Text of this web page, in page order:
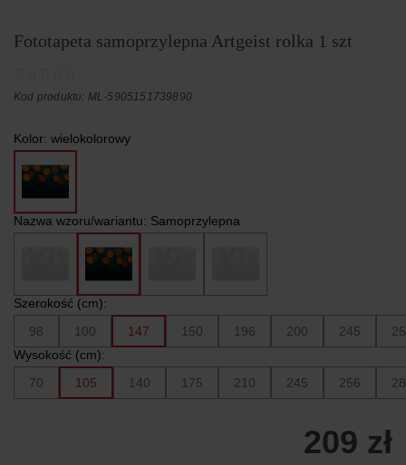
Fototapeta samoprzylepna Artgeist rolka 1 szt
Kod produktu: ML-5905151739890
Kolor: wielokolorowy
Nazwa wzoru/wariantu: Samoprzylepna
Szerokość (cm):
98
100 147 150 196 200 245
Wysokość (cm):
70
105 140 175 210 245 256
209 zł